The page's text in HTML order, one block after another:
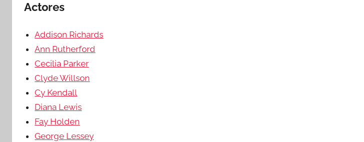
Actores
Addison Richards
Ann Rutherford
Cecilia Parker
Clyde Willson
Cy Kendall
Diana Lewis
Fay Holden
George Lessey